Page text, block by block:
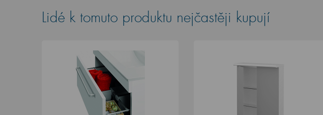
Lidé k tomuto produktu nejčastěji kupují